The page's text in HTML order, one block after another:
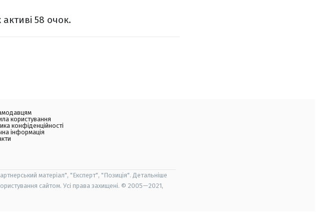
активі 58 очок.
користування
конфіденційності
інформація
матеріал", "Експерт", "Позиція". Детальніше
сайтом. Усі права захищені. © 2005—2021,